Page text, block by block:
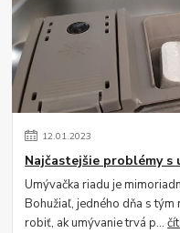
12.01.2023
Najčastejšie problémy s
Umývačka riadu je
Bohužiaľ, jedného dňa s
robiť, ak umývanie trvá p...